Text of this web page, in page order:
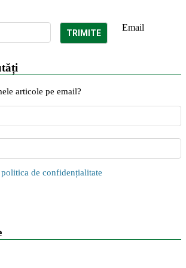
Email
articole pe email?
de confidențialitate